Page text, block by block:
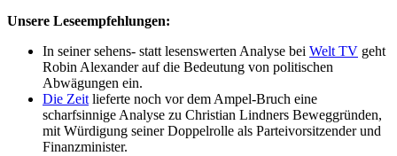
Unsere Leseempfehlungen:
In seiner sehens- statt lesenswerten Analyse bei Welt TV geht
Robin Alexander auf die Bedeutung von politischen
Abwägungen ein.
Die Zeitlieferte noch vor dem Ampel-Bruch eine
scharfsinnige Analyse zu Christian Lindners Beweggründen,
mit Würdigung seiner Doppelrolle als Parteivorsitzender und
Finanzminister.